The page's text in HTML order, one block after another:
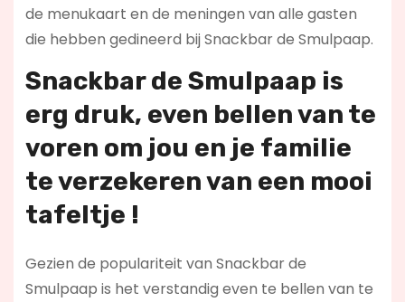
de menukaart en de meningen van alle gasten
die hebben gedineerd bij Snackbar de Smulpaap.
Snackbar de Smulpaap is
erg druk, even bellen van te
voren om jou en je familie
te verzekeren van een mooi
tafeltje !
Gezien de populariteit van Snackbar de
Smulpaap is het verstandig even te bellen van te